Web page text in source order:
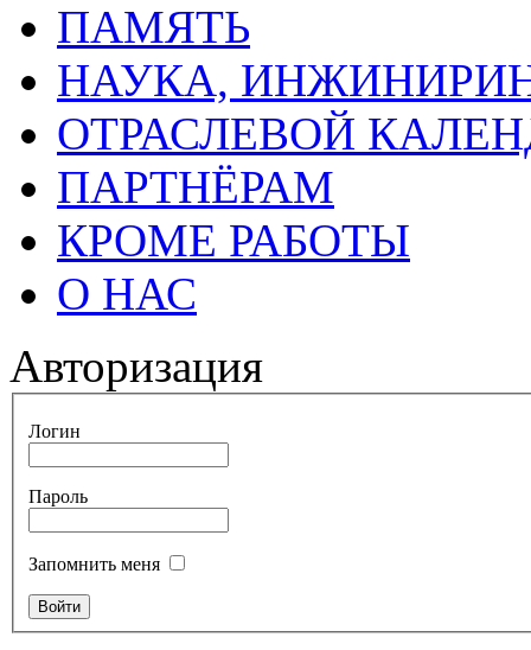
ПАМЯТЬ
НАУКА,
ОТРАСЛЕВОЙ
ПАРТНЁРАМ
КРОМЕ РАБОТЫ
О НАС
Авторизация
Логин
Пароль
Запомнить меня